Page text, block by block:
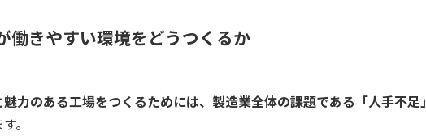
働きやすい環境をどうつくるか
力のある工場をつくるためには、製造業全体の課題である「人手不足」
。